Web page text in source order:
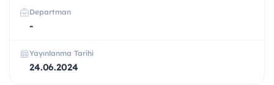
Departman
-
Yayınlanma Tarihi
24.06.2024